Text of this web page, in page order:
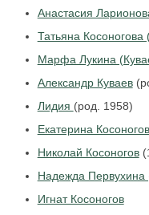
Анастасия
Татьяна Косоногова
Марфа Лукина
Александр Куваев
Лидия (род. 1958)
Екатерина
Николай Косоногов
Надежда Первухина
Игнат Косоногов